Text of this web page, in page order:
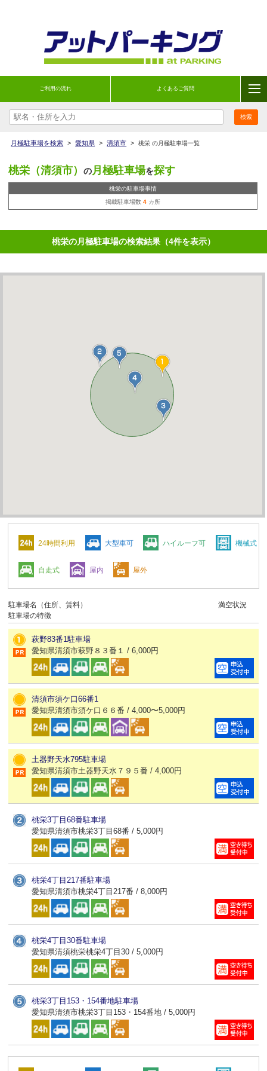
ご利用の流れ よくあるご質問
月極駐車場を検索 > 愛知県 > 清須市 > 桃栄 の月極駐車場一覧
桃栄（清須市） の月極駐車場を探す
桃栄の駐車場事情
掲載駐車場数 4カ所
桃栄の月極駐車場の検索結果（4件を表示）
24時間利用 大型車可 ハイルーフ可 機械式
自走式 屋内 屋外
駐車場名（住所、賃料）
駐車場の特徴
満空状況
萩野83番1駐車場
愛知県清須市萩野８３番１ / 6,000円
清須市須ケ口66番1
愛知県清須市須ケ口６６番 / 4,000〜5,000円
土器野天水795駐車場
愛知県清須市土器野天水７９５番 / 4,000円
桃栄3丁目68番駐車場
愛知県清須市桃栄3丁目68番 / 5,000円
桃栄4丁目217番駐車場
愛知県清須市桃栄4丁目217番 / 8,000円
桃栄4丁目30番駐車場
愛知県清須桃栄桃栄4丁目30 / 5,000円
桃栄3丁目153・154番地駐車場
愛知県清須市桃栄3丁目153・154番地 / 5,000円